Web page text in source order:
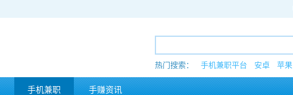
热门搜索： 手机兼职平台 安卓 苹果
手机兼职 手赚资讯